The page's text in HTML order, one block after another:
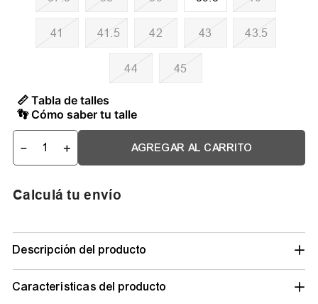
41 41.5 42 43 43.5
44 45
📏 Tabla de talles
👣 Cómo saber tu talle
＋
－ AGREGAR AL CARRITO
Calculá tu envío
Descripción del producto
Características del producto